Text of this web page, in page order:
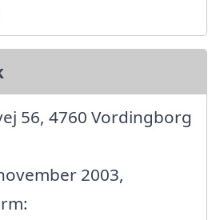
56, 4760 Vordingborg
2003,